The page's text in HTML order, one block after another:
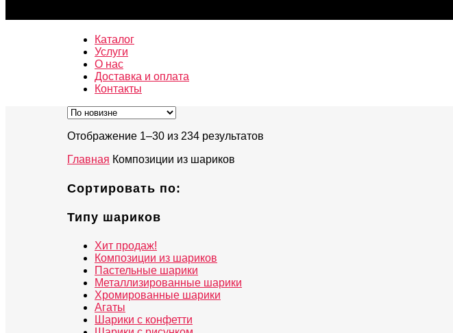
Каталог
Услуги
О нас
Доставка и оплата
Контакты
Отображение 1–30 из 234 результатов
Главная Композиции из шариков
Сортировать по:
Типу шариков
Хит продаж!
Композиции из шариков
Пастельные шарики
Металлизированные шарики
Хромированные шарики
Агаты
Шарики с конфетти